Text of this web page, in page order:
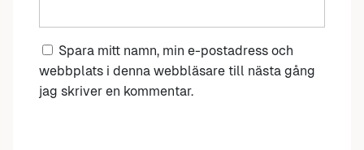
Spara mitt namn, min e-postadress och
webbplats i denna webbläsare till nästa gång
jag skriver en kommentar.